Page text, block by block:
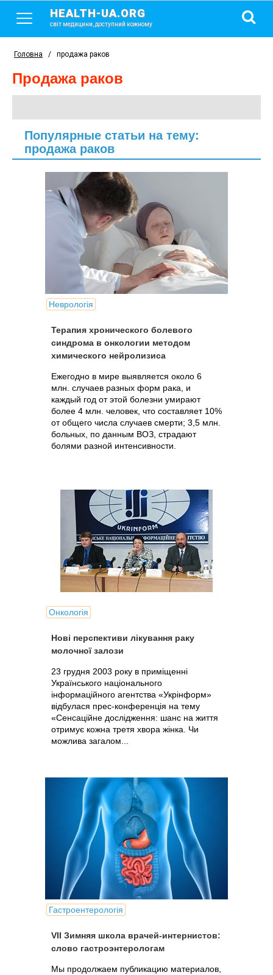
HEALTH-UA.ORG
світ медицини, доступний кожному
Головна / продажа раков
продажа раков
Популярные статьи на тему:
продажа раков
Неврологія
Терапия хронического болевого
синдрома в онкологии методом
химического нейролизиса
Ежегодно в мире выявляется около 6
млн. случаев разных форм рака, и
каждый год от этой болезни умирают
более 4 млн. человек, что составляет 10%
от общего числа случаев смерти; 3,5 млн.
больных, по данным ВОЗ, страдают
болями разной интенсивности.
Онкологія
Нові перспективи лікування раку
молочної залози
23 грудня 2003 року в приміщенні
Українського національного
інформаційного агентства «Укрінформ»
відбулася прес-конференція на тему
«Сенсаційне дослідження: шанс на життя
отримує кожна третя хвора жінка. Чи
можлива загалом...
Гастроентерологія
VII Зимняя школа врачей-интернистов:
слово гастроэнтерологам
Мы продолжаем публикацию материалов,